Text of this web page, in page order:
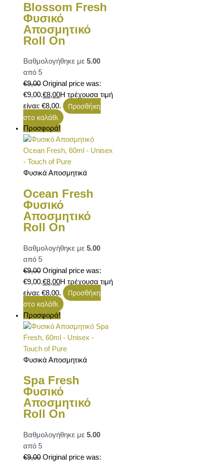
Blossom Fresh
Φυσικό
Αποσμητικό
Roll On
Βαθμολογήθηκε με 5.00
από 5
€9,00 Original price was:
€9,00.€8,00Η τρέχουσα τιμή
είναι: €8,00.
Προσθήκη
στο καλάθι
Προσφορά!
Φυσικά Αποσμητικά
Ocean Fresh
Φυσικό
Αποσμητικό
Roll On
Βαθμολογήθηκε με 5.00
από 5
€9,00 Original price was:
€9,00.€8,00Η τρέχουσα τιμή
είναι: €8,00.
Προσθήκη
στο καλάθι
Προσφορά!
Φυσικά Αποσμητικά
Spa Fresh
Φυσικό
Αποσμητικό
Roll On
Βαθμολογήθηκε με 5.00
από 5
€9,00 Original price was: